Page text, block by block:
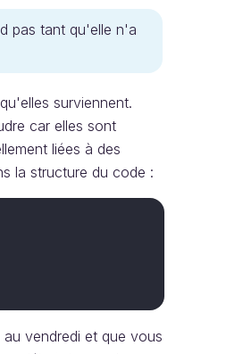
pas tant qu'elle n'a
surviennent.
car elles sont
liées à des
la structure du code :
vendredi et que vous